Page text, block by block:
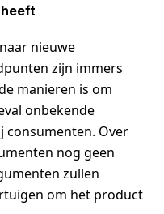
nieuwe
zijn immers
manieren is om
onbekende
consumenten. Over
nog geen
zullen
om het product